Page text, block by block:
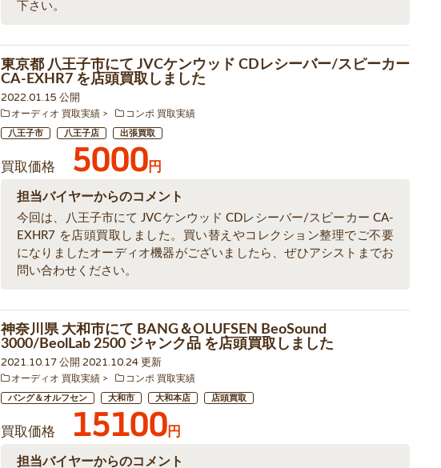
下さい。
東京都 八王子市にて JVCケンウッド CDレシーバー/スピーカー
CA-EXHR7 を店頭買取しました
2022.01.15 公開
オーディオ 買取実績 コンポ 買取実績
八王子市 八王子店 出張買取
買取価格 5000円
担当バイヤーからのコメント
今回は、八王子市にて JVCケンウッド CDレシーバー/スピーカー CA-
EXHR7 を店頭買取しました。買い替えやコレクション整理でご不要
になりましたオーディオ機器がございましたら、ぜひアシストまでお
問い合わせください。
神奈川県 大和市にて BANG＆OLUFSEN BeoSound
3000/BeolLab 2500 ジャンク品 を店頭買取しました
2021.10.17 公開 2021.10.24 更新
オーディオ 買取実績 コンポ 買取実績
バング＆オルフセン 大和市 大和本店 店頭買取
買取価格 15100円
担当バイヤーからのコメント